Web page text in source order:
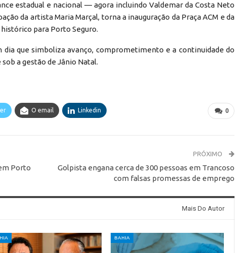
estadual e nacional — agora incluindo Valdemar da Costa Neto
da artista Maria Marçal, torna a inauguração da Praça ACM e da
para Porto Seguro.
dia que simboliza avanço, comprometimento e a continuidade do
a gestão de Jânio Natal.
0
O email Linkedin
Porto
PRÓXIMO
Golpista engana cerca de 300 pessoas em Trancoso
com falsas promessas de emprego
Mais Do Autor
BAHIA